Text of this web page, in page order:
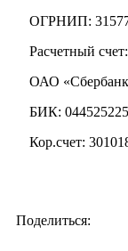
ОГРНИП:
Расчетный
ОАО «Сбербанк
БИК: 044525225
Кор.счет:
Поделиться: